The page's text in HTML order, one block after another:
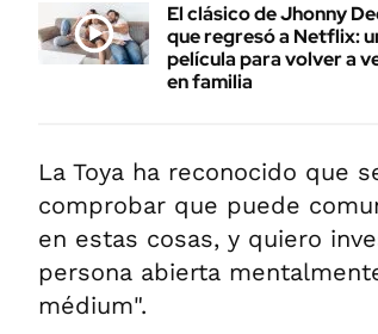
El clásico de Jhonny
que regresó a Netflix:
película para volver a
en familia
La Toya ha reconocido que
comprobar que puede
en estas cosas, y quiero
persona abierta
médium".